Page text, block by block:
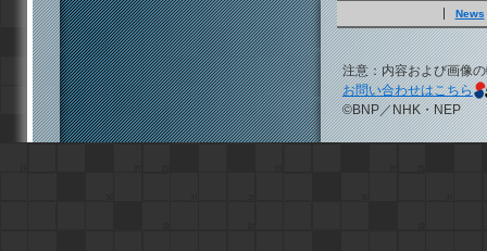
News
注意：内容および画像
お問い合わせはこちら
©BNP／NHK・NEP